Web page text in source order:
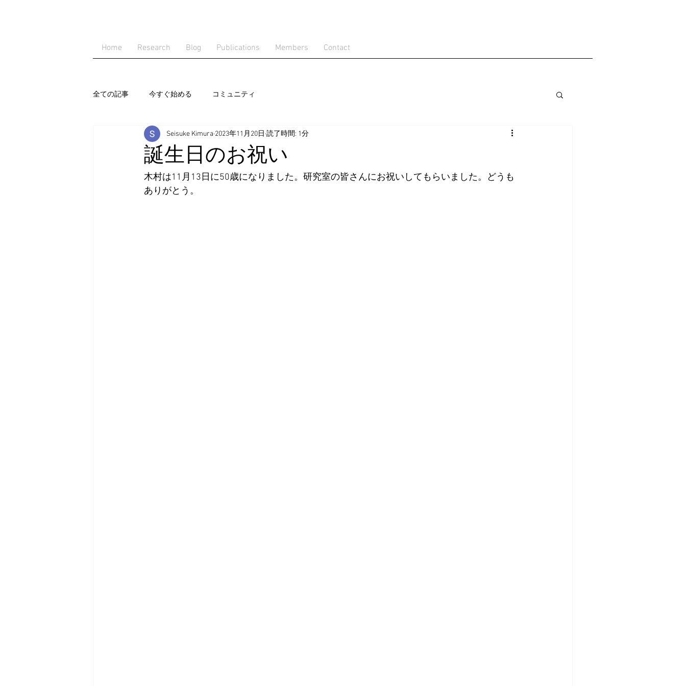
Home Research Blog Publications Members Contact
全ての記事 今すぐ始める コミュニティ
誕生日のお祝い
Seisuke Kimura 2023年11月20日 読了時間: 1分
木村は11月13日に50歳になりました。研究室の皆さんにお祝いしてもらいました。どうも
ありがとう。